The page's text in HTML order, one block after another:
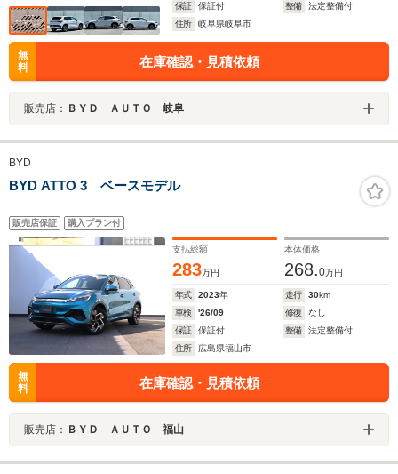
保証
保証付 整備
法定整備付
住所
岐阜県岐阜市
無
料
在庫確認・見積依頼
販売店： ＢＹＤ ＡＵＴＯ 岐阜
BYD
BYD ATTO 3 ベースモデル
販売店保証 購入プラン付
支払総額
283万円
本体価格
268.0万円
年式 2023年 走行 30km
車検
'26/09 修復
なし
保証
保証付 整備
法定整備付
住所
広島県福山市
無
料
在庫確認・見積依頼
販売店： ＢＹＤ ＡＵＴＯ 福山